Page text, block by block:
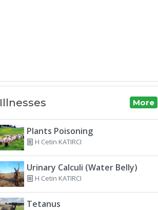
Illnesses More
Plants Poisoning
H Cetin KATIRCI
Urinary Calculi (Water Belly)
H Cetin KATIRCI
Tetanus